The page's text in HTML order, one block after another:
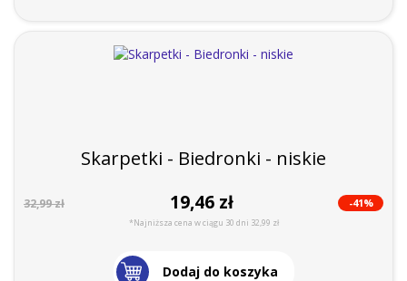
Skarpetki - Biedronki - niskie
32,99 zł 19,46 zł -41%
*Najniższa cena w ciągu 30 dni 32,99 zł
Dodaj do koszyka